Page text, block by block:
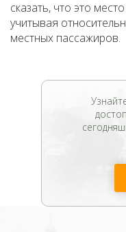
сказать, что это
учитывая
местных пассажиров.